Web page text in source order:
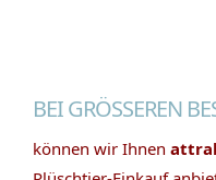
BEI GRÖSSEREN
können wir Ihnen